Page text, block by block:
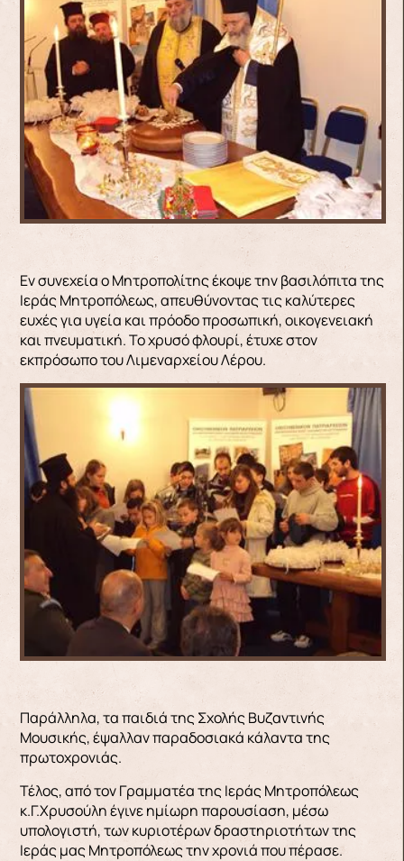
Εν συνεχεία ο Μητροπολίτης έκοψε την βασιλόπιτα της
Ιεράς Μητροπόλεως, απευθύνοντας τις καλύτερες
ευχές για υγεία και πρόοδο προσωπική, οικογενειακή
και πνευματική. Το χρυσό φλουρί, έτυχε στον
εκπρόσωπο του Λιμεναρχείου Λέρου.
Παράλληλα, τα παιδιά της Σχολής Βυζαντινής
Μουσικής, έψαλλαν παραδοσιακά κάλαντα της
πρωτοχρονιάς.
Τέλος, από τον Γραμματέα της Ιεράς Μητροπόλεως
κ.Γ.Χρυσούλη έγινε ημίωρη παρουσίαση, μέσω
υπολογιστή, των κυριοτέρων δραστηριοτήτων της
Ιεράς μας Μητροπόλεως την χρονιά που πέρασε.